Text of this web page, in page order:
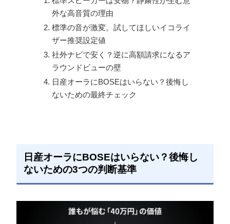
外な高音質の理由
標準の音が激変。試してほしいイコライ
ザー推奨設定値
社外ナビで安く？逆に高額請求になるア
ラウンドビューの壁
日産オーラにBOSEはいらない？後悔し
ないための最終チェック
日産オーラにBOSEはいらない？後悔し
ないための3つの判断基準